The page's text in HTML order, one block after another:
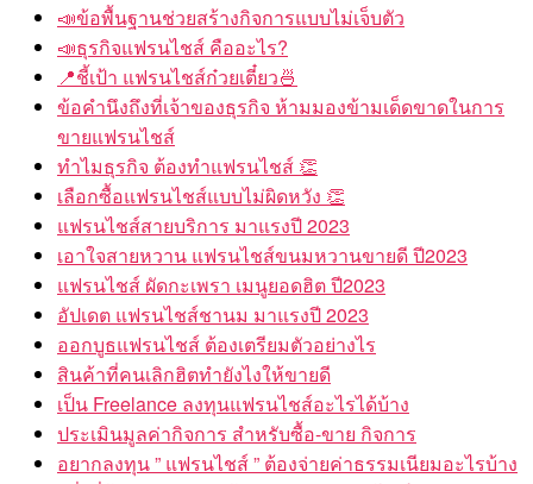
📣ข้อพื้นฐานช่วยสร้างกิจการแบบไม่เจ็บตัว
📣ธุรกิจแฟรนไชส์ คืออะไร?
📍ชี้เป้า แฟรนไชส์ก๋วยเตี๋ยว🍜
ข้อคำนึงถึงที่เจ้าของธุรกิจ ห้ามมองข้ามเด็ดขาดในการ
ขายแฟรนไชส์
ทำไมธุรกิจ ต้องทำแฟรนไชส์ 👏
เลือกซื้อแฟรนไชส์แบบไม่ผิดหวัง 👏
แฟรนไชส์สายบริการ มาแรงปี 2023
เอาใจสายหวาน แฟรนไชส์ขนมหวานขายดี ปี2023
แฟรนไชส์ ผัดกะเพรา เมนูยอดฮิต ปี2023
อัปเดต แฟรนไชส์ชานม มาแรงปี 2023
ออกบูธแฟรนไชส์ ต้องเตรียมตัวอย่างไร
สินค้าที่คนเลิกฮิตทำยังไงให้ขายดี
เป็น Freelance ลงทุนแฟรนไชส์อะไรได้บ้าง
ประเมินมูลค่ากิจการ สำหรับซื้อ-ขาย กิจการ
อยากลงทุน ” แฟรนไชส์ ” ต้องจ่ายค่าธรรมเนียมอะไรบ้าง